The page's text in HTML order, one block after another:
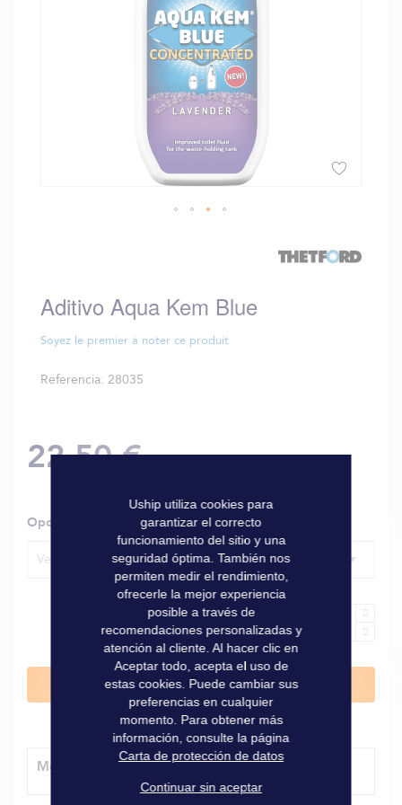
la
galería
de
Aditivo Aqua Kem Blue
Soyez le premier à noter ce produit
Referencia 28035
22,50 €
Opciones
Versión concentrada, 780 ml, perfume lavanda
Añadir al carrito
Método de entrega
Uship utiliza cookies para
garantizar el correcto
funcionamiento del sitio y una
seguridad óptima. También nos
permiten medir el rendimiento,
ofrecerle la mejor experiencia
posible a través de
recomendaciones personalizadas y
atención al cliente. Al hacer clic en
Aceptar todo, acepta el uso de
estas cookies. Puede cambiar sus
preferencias en cualquier
momento. Para obtener más
información, consulte la página
Carta de protección de datos
Continuar sin aceptar